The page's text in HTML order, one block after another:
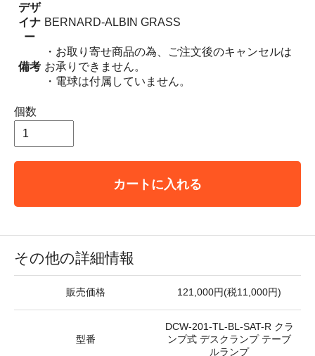
デザ
イナ
ー
BERNARD-ALBIN GRASS
備考
・お取り寄せ商品の為、ご注文後のキャンセルは
お承りできません。
・電球は付属していません。
個数
カートに入れる
その他の詳細情報
販売価格 121,000円(税11,000円)
型番
DCW-201-TL-BL-SAT-R クラ
ンプ式 デスクランプ テーブ
ルランプ